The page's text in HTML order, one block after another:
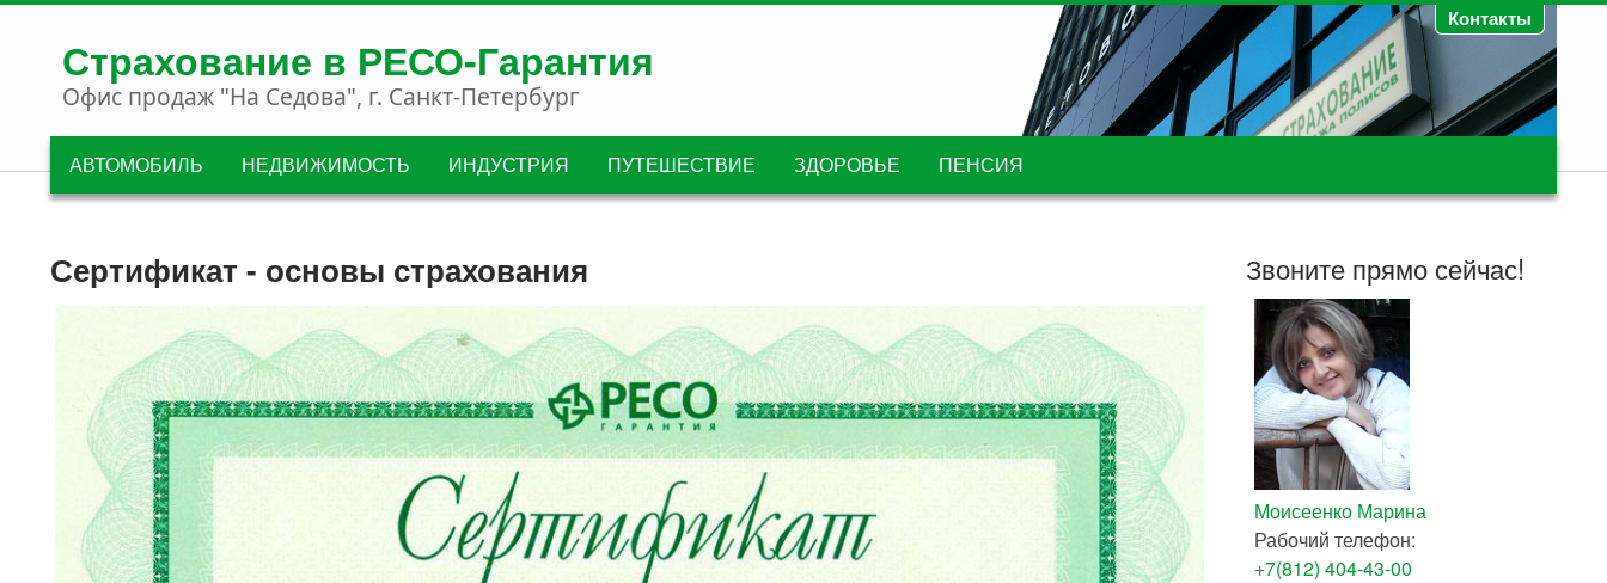
Перейти к основному содержанию Контакты
Страхование в РЕСО-Гарантия
Офис продаж "На Седова", г. Санкт-Петербург
АВТОМОБИЛЬ НЕДВИЖИМОСТЬ ИНДУСТРИЯ ПУТЕШЕСТВИЕ ЗДОРОВЬЕ ПЕНСИЯ
Сертификат - основы страхования Звоните прямо сейчас!
Моисеенко Марина
Рабочий телефон:
+7(812) 404-43-00